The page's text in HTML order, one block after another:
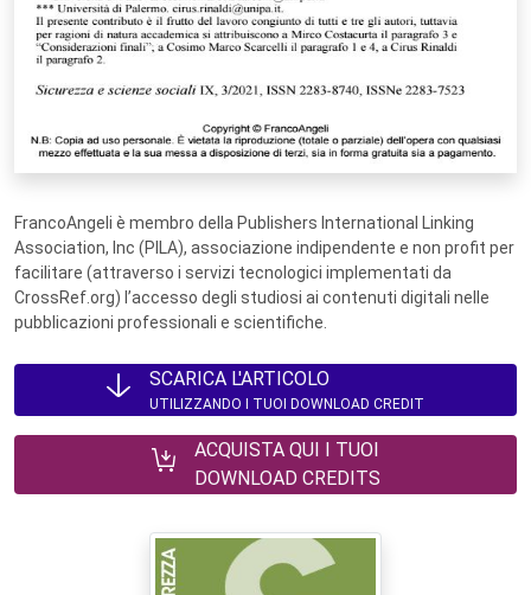
FrancoAngeli è membro della Publishers International Linking
Association, Inc (PILA), associazione indipendente e non profit per
facilitare (attraverso i servizi tecnologici implementati da
CrossRef.org) l’accesso degli studiosi ai contenuti digitali nelle
pubblicazioni professionali e scientifiche.
SCARICA L'ARTICOLO
UTILIZZANDO I TUOI DOWNLOAD CREDIT
ACQUISTA QUI I TUOI
DOWNLOAD CREDITS